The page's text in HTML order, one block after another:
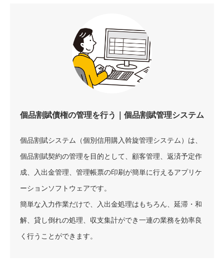
個品割賦債権の管理を行う｜個品割賦管理システム
個品割賦システム（個別信用購入斡旋管理システム）は、
個品割賦契約の管理を目的として、顧客管理、返済予定作
成、入出金管理、管理帳票の印刷が簡単に行えるアプリケ
ーションソフトウェアです。
簡単な入力作業だけで、入出金処理はもちろん、延滞・和
解、貸し倒れの処理、収支集計ができ一連の業務を効率良
く行うことができます。